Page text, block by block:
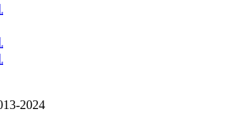
2024